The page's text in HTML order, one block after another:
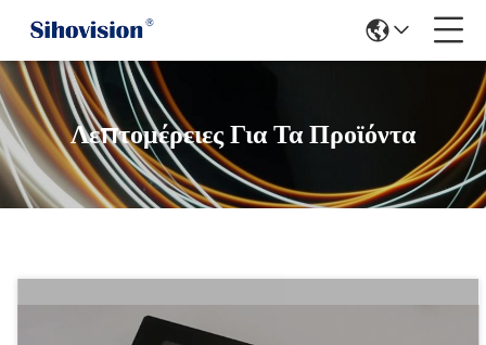
Λεπτομέρειες Για Τα Προϊόντα